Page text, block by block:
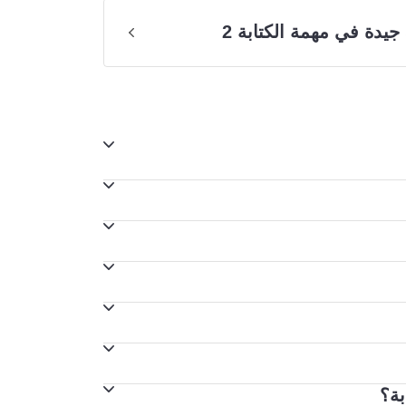
في مهمة الكتابة 2
كتابتك بناءً على أربعة معايير
ثم الكتابة، ويتم أداء اختبار
قدرات اللغة الإنجليزية الحقيقية لدى كل
والتحضير. راجع أدوات التحضير
يعني أنك ستحصل على درجات أكثر. الأهم من
لنقل المعلومات والتعبير عن الأفكار.
كبيرة في قسم الكتابة في الاختبار،